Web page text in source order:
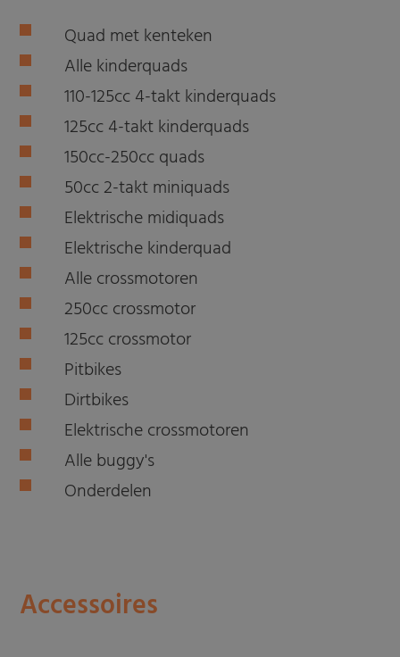
Quad met kenteken
Alle kinderquads
110-125cc 4-takt kinderquads
125cc 4-takt kinderquads
150cc-250cc quads
50cc 2-takt miniquads
Elektrische midiquads
Elektrische kinderquad
Alle crossmotoren
250cc crossmotor
125cc crossmotor
Pitbikes
Dirtbikes
Elektrische crossmotoren
Alle buggy's
Onderdelen
Accessoires